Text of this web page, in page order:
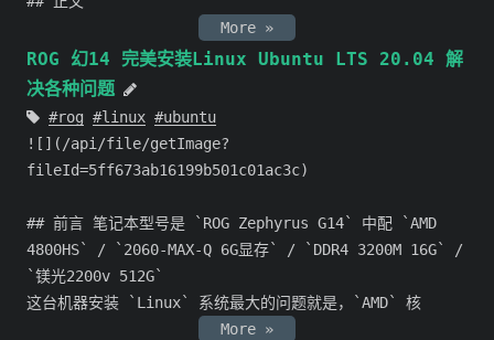
More »
ROG 幻14 完美安装Linux Ubuntu LTS 20.04 解
决各种问题
rog linux
ubuntu
![](/api/file/getImage?
fileId=5ff673ab16199b501c01ac3c)
## 前言 笔记本型号是 `ROG Zephyrus G14` 中配 `AMD
4800HS` / `2060-MAX-Q 6G显存` / `DDR4 3200M 16G` /
`镁光2200v 512G`
这台机器安装 `Linux` 系统最大的问题就是，`AMD` 核
More »